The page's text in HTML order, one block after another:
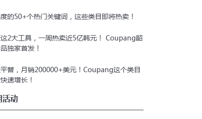
的50+个热门关键词，这些类目即将热卖！
2大工具，一周热卖近5亿韩元！ Coupang韶
独家首发！
替，月销200000+美元！Coupang这个类目
速增长！
活动